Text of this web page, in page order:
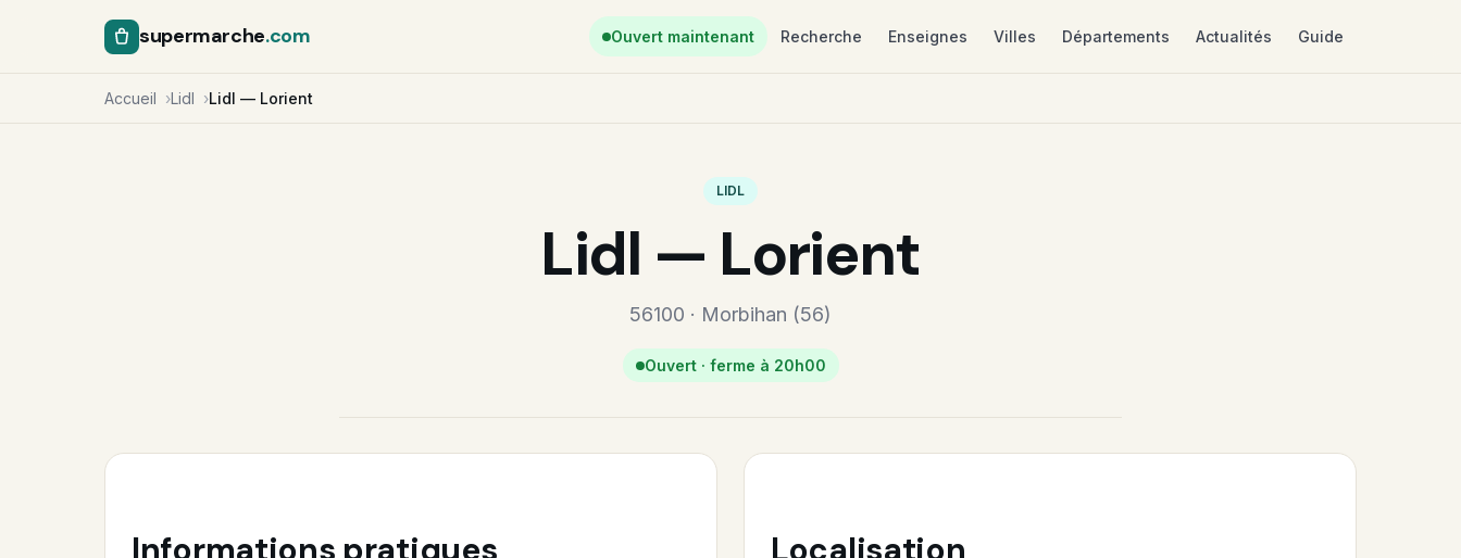
supermarche.com Ouvert maintenant Recherche Enseignes Villes Départements Actualités Guide
Accueil Lidl Lidl — Lorient
LIDL
Lidl — Lorient
56100 · Morbihan (56)
Ouvert · ferme à 20h00